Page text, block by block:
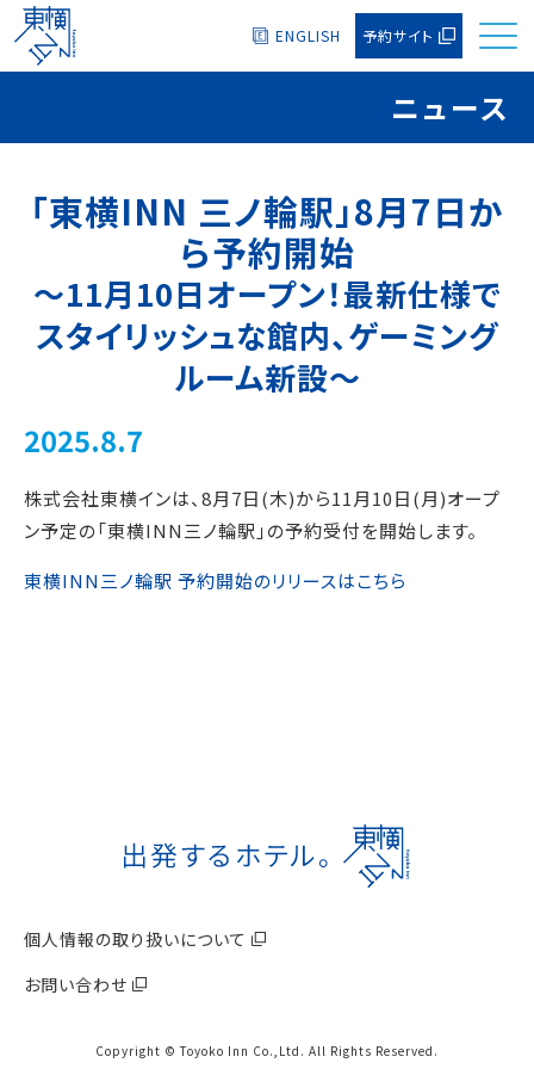
ENGLISH 予約サイト
ニュース
「東横INN 三ノ輪駅」8月7日か
ら予約開始
～11月10日オープン！最新仕様で
スタイリッシュな館内、ゲーミング
ルーム新設～
2025.8.7
株式会社東横インは、8月7日(木)から11月10日(月)オープ
ン予定の「東横INN三ノ輪駅」の予約受付を開始します。
東横INN三ノ輪駅 予約開始のリリースはこちら
個人情報の取り扱いについて
お問い合わせ
Copyright © Toyoko Inn Co.,Ltd. All Rights Reserved.